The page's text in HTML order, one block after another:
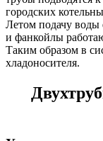
городских
Летом подачу воды
и фанкойлы
Таким образом в
хладоносителя.